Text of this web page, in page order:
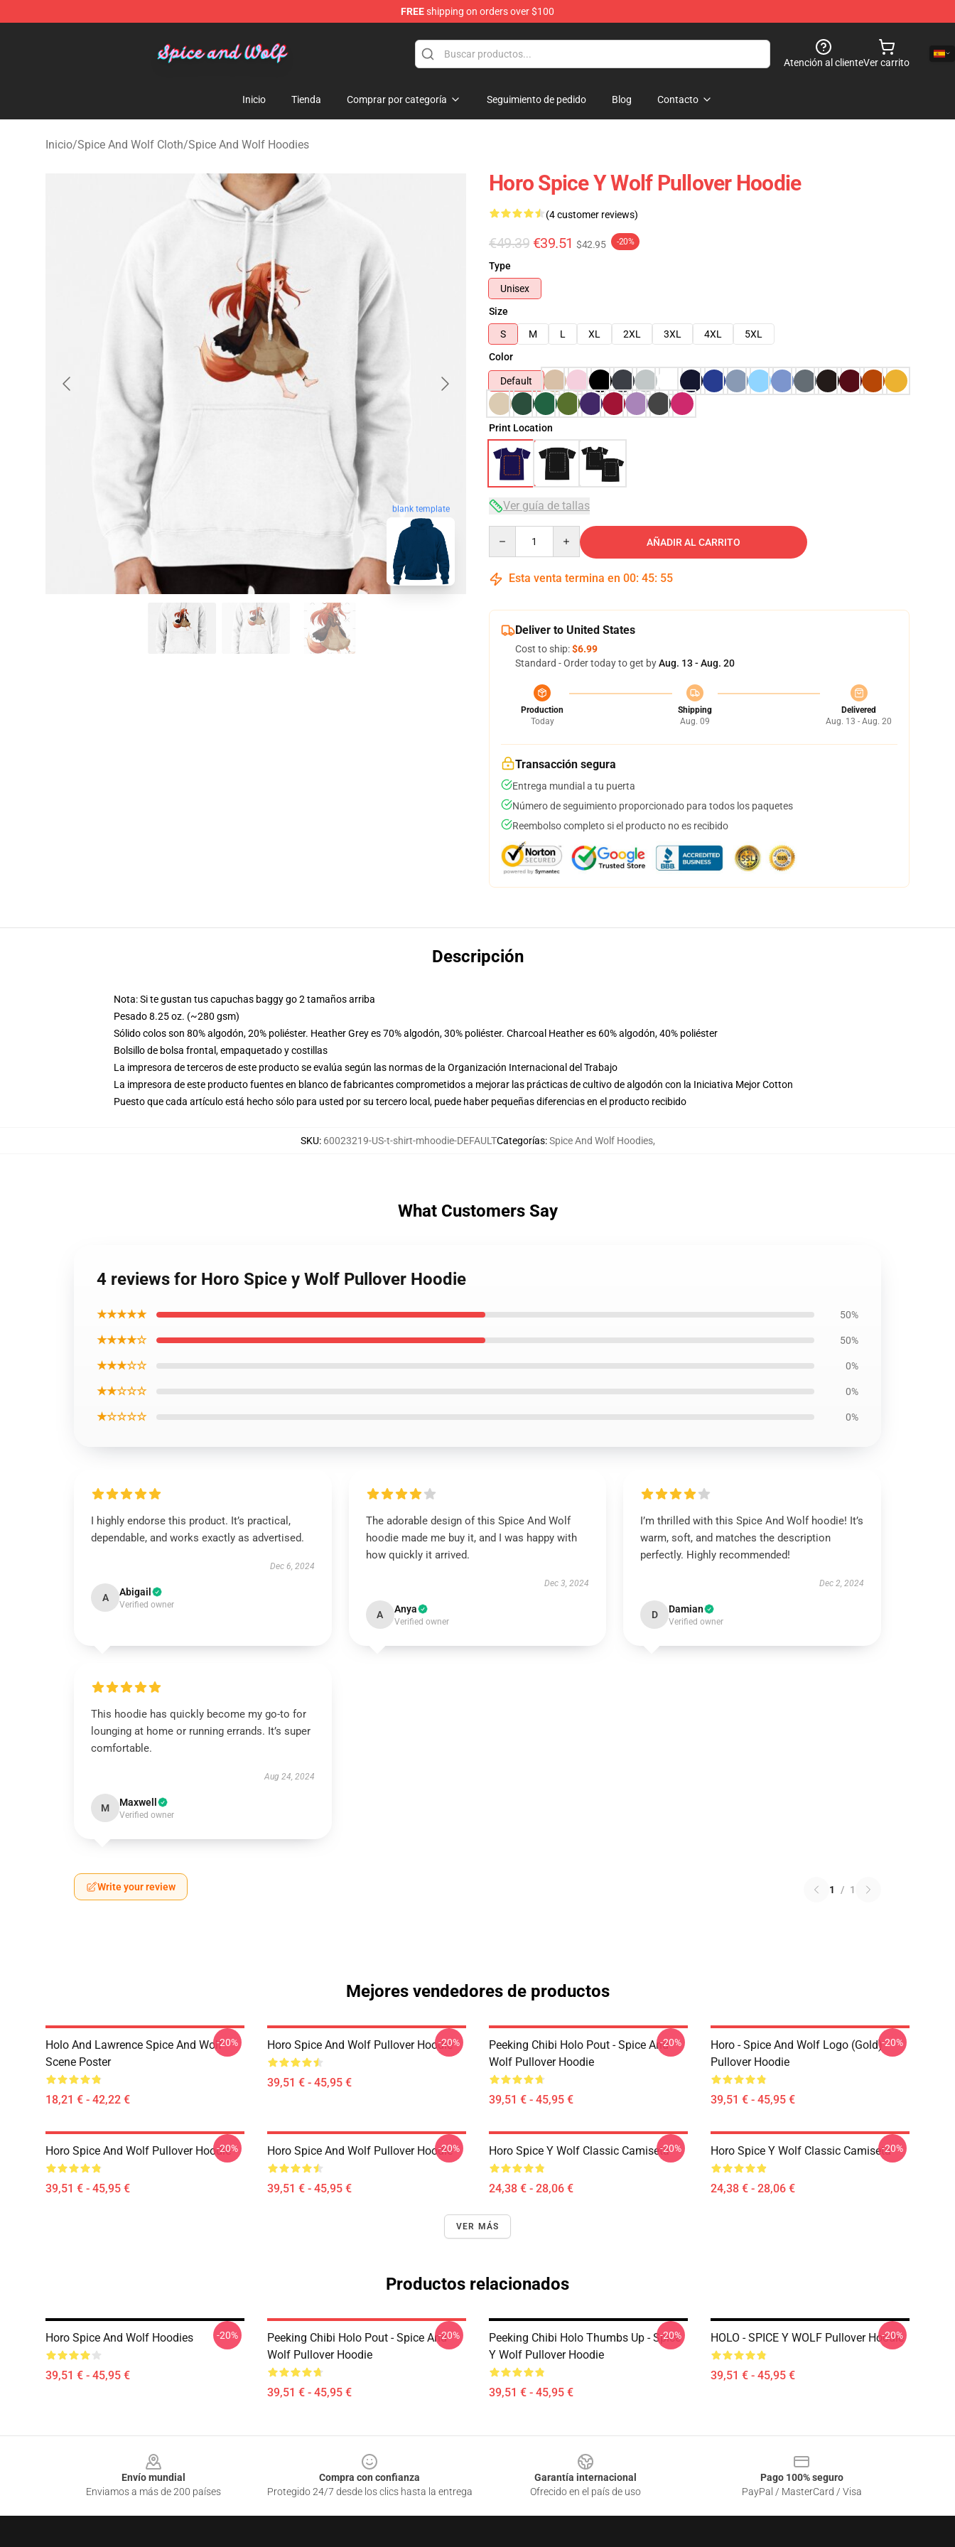
FREEshipping on orders over $100
Atención al clienteVer carrito
Inicio Tienda Comprar por categoría Seguimiento de pedido Blog Contacto
Inicio/Spice And Wolf Cloth/Spice And Wolf Hoodies
blank template
Horo Spice Y Wolf Pullover Hoodie
(4 customer reviews)
€49.39 €39.51 $42.95 -20%
Type
Unisex
Size
S
M L XL 2XL 3XL 4XL
5XL
Color
Default
Print Location
Ver guía de tallas
AÑADIR AL CARRITO
Esta venta termina en 00: 45: 54
Deliver to United States
Cost to ship:$6.99
Standard - Order today to get byAug. 13 - Aug. 20
Production
Today
Shipping
Aug. 09
Delivered
Aug. 13 - Aug. 20
Transacción segura
Entrega mundial a tu puerta
Número de seguimiento proporcionado para todos los paquetes
Reembolso completo si el producto no es recibido
Descripción
Nota: Si te gustan tus capuchas baggy go 2 tamaños arriba
Pesado 8.25 oz. (~280 gsm)
Sólido colos son 80% algodón, 20% poliéster. Heather Grey es 70% algodón, 30% poliéster. Charcoal Heather es 60% algodón, 40% poliéster
Bolsillo de bolsa frontal, empaquetado y costillas
La impresora de terceros de este producto se evalúa según las normas de la Organización Internacional del Trabajo
La impresora de este producto fuentes en blanco de fabricantes comprometidos a mejorar las prácticas de cultivo de algodón con la Iniciativa Mejor Cotton
Puesto que cada artículo está hecho sólo para usted por su tercero local, puede haber pequeñas diferencias en el producto recibido
SKU: 60023219-US-t-shirt-mhoodie-DEFAULTCategorías:Spice And Wolf Hoodies,
What Customers Say
4 reviews for Horo Spice y Wolf Pullover Hoodie
★★★★★ 50%
★★★★☆ 50%
★★★☆☆ 0%
★★☆☆☆ 0%
★☆☆☆☆ 0%
I highly endorse this product. It’s practical,
dependable, and works exactly as advertised.
Dec 6, 2024
A Abigail
Verified owner
The adorable design of this Spice And Wolf
hoodie made me buy it, and I was happy with
how quickly it arrived.
Dec 3, 2024
A Anya
Verified owner
I’m thrilled with this Spice And Wolf hoodie! It’s
warm, soft, and matches the description
perfectly. Highly recommended!
Dec 2, 2024
D Damian
Verified owner
This hoodie has quickly become my go-to for
lounging at home or running errands. It’s super
comfortable.
Aug 24, 2024
M Maxwell
Verified owner
Write your review 1 / 1
Mejores vendedores de productos
Holo And Lawrence Spice And Wolf
Scene Poster
18,21 € - 42,22 €
-20% Horo Spice And Wolf Pullover Hoodie
39,51 € - 45,95 €
-20%
Peeking Chibi Holo Pout - Spice And
Wolf Pullover Hoodie
39,51 € - 45,95 €
-20%
Horo - Spice And Wolf Logo (Gold)
Pullover Hoodie
39,51 € - 45,95 €
-20%
Horo Spice And Wolf Pullover Hoodie
39,51 € - 45,95 €
-20% Horo Spice And Wolf Pullover Hoodie
39,51 € - 45,95 €
-20% Horo Spice Y Wolf Classic Camiseta
24,38 € - 28,06 €
-20% Horo Spice Y Wolf Classic Camiseta
24,38 € - 28,06 €
-20%
VER MÁS
Productos relacionados
Horo Spice And Wolf Hoodies
39,51 € - 45,95 €
-20%
Peeking Chibi Holo Pout - Spice And
Wolf Pullover Hoodie
39,51 € - 45,95 €
-20%
Peeking Chibi Holo Thumbs Up - Spice
Y Wolf Pullover Hoodie
39,51 € - 45,95 €
-20% HOLO - SPICE Y WOLF Pullover Hoodie
39,51 € - 45,95 €
-20%
Envío mundial
Enviamos a más de 200 países
Compra con confianza
Protegido 24/7 desde los clics hasta la entrega
Garantía internacional
Ofrecido en el país de uso
Pago 100% seguro
PayPal / MasterCard / Visa